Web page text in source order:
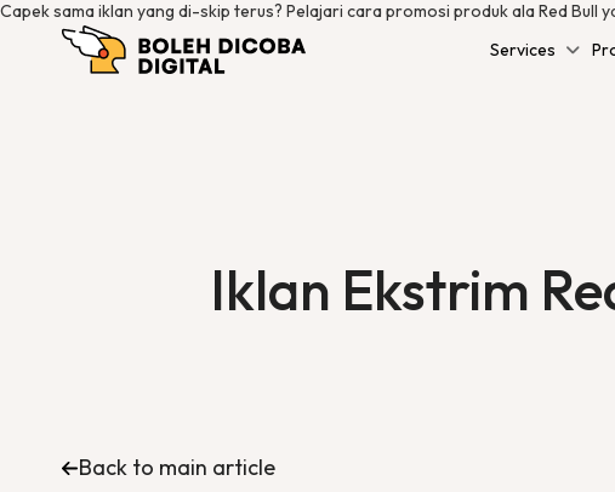
Capek sama iklan yang di-skip terus? Pelajari cara promosi produk ala Red Bull
Services
Iklan Ekstrim
Back to main article